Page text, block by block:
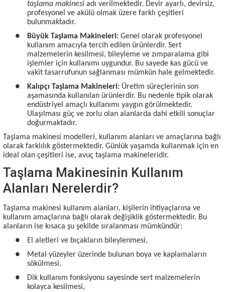
taşlama makinesi adı verilmektedir. Devir ayarlı, devirsiz,
profesyonel ve akülü olmak üzere farklı çeşitleri
bulunmaktadır.
●
Büyük Taşlama Makineleri: Genel olarak profesyonel
kullanım amacıyla tercih edilen ürünlerdir. Sert
malzemelerin kesilmesi, bileyleme ve zımparalama gibi
işlemler için kullanımı uygundur. Bu sayede kas gücü ve
vakit tasarrufunun sağlanması mümkün hale gelmektedir.
●
Kalıpçı Taşlama Makineleri: Üretim süreçlerinin son
aşamasında kullanılan ürünlerdir. Bu nedenle tipik olarak
endüstriyel amaçlı kullanımı yaygın görülmektedir.
Ulaşılması güç ve zorlu olan alanlarda dahi etkili sonuçlar
doğurmaktadır.
Taşlama makinesi modelleri, kullanım alanları ve amaçlarına bağlı
olarak farklılık göstermektedir. Günlük yaşamda kullanmak için en
ideal olan çeşitleri ise, avuç taşlama makineleridir.
Taşlama Makinesinin Kullanım
Alanları Nerelerdir?
Taşlama makinesi kullanım alanları, kişilerin ihtiyaçlarına ve
kullanım amaçlarına bağlı olarak değişiklik göstermektedir. Bu
alanların ise kısaca şu şekilde sıralanması mümkündür:
●
El aletleri ve bıçakların bileylenmesi,
●
Metal yüzeyler üzerinde bulunan boya ve kaplamaların
sökülmesi,
●
Dik kullanım fonksiyonu sayesinde sert malzemelerin
kolayca kesilmesi,